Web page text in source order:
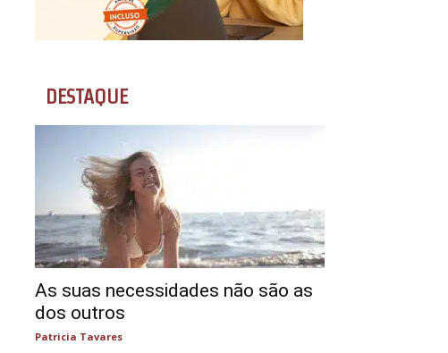
DESTAQUE
As suas necessidades não são as
dos outros
Patricia Tavares